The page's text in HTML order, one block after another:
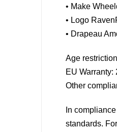
• Make
• Logo
• Drapeau
Age
EU Warranty:
Other
In
standards.